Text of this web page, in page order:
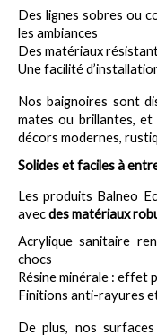
Des lignes sobres ou
les ambiances
Des matériaux
Une facilité
Nos baignoires sont
mates ou brillantes, et
décors modernes,
Solides et faciles à
Les produits Balneo
avec des matériaux
Acrylique sanitaire
chocs
Résine minérale : effet
Finitions anti-rayures
De plus, nos